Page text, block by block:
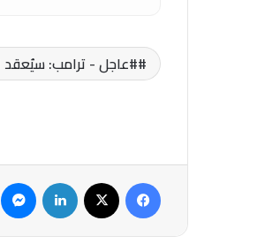
#عاجل - ترامب: سيُعقد
فيسبوك لينكدإن